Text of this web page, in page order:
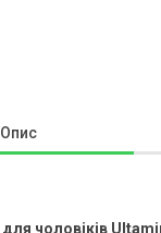
Опис
для чоловіків